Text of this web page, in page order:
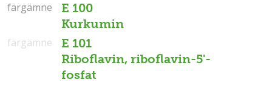
E 100
Kurkumin
färgämne
färgämne
E 101
Riboflavin, riboflavin-5'-
fosfat
färgämne